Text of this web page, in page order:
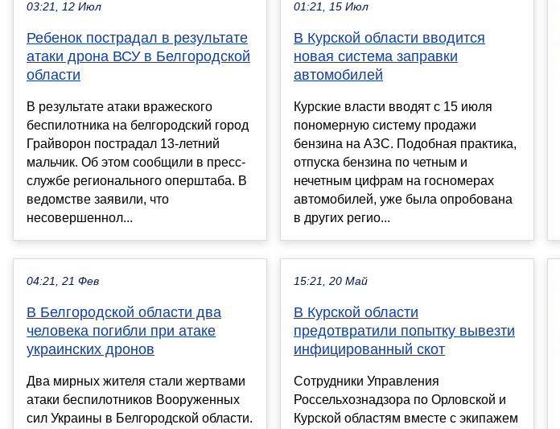
03:21, 12 Июл
Ребенок пострадал в результате
атаки дрона ВСУ в Белгородской
области
В результате атаки вражеского
беспилотника на белгородский город
Грайворон пострадал 13-летний
мальчик. Об этом сообщили в пресс-
службе регионального оперштаба. В
ведомстве заявили, что
несовершеннол...
04:21, 21 Фев
В Белгородской области два
человека погибли при атаке
украинских дронов
Два мирных жителя стали жертвами
атаки беспилотников Вооруженных
сил Украины в Белгородской области.
01:21, 15 Июл
В Курской области вводится
новая система заправки
автомобилей
Курские власти вводят с 15 июля
пономерную систему продажи
бензина на АЗС. Подобная практика,
отпуска бензина по четным и
нечетным цифрам на госномерах
автомобилей, уже была опробована
в других регио...
15:21, 20 Май
В Курской области
предотвратили попытку вывезти
инфицированный скот
Сотрудники Управления
Россельхознадзора по Орловской и
Курской областям вместе с экипажем